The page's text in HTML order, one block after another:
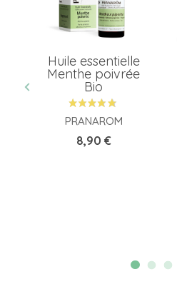
Huile essentielle
Menthe poivrée
Bio
PRANAROM
Prix
8,90 €